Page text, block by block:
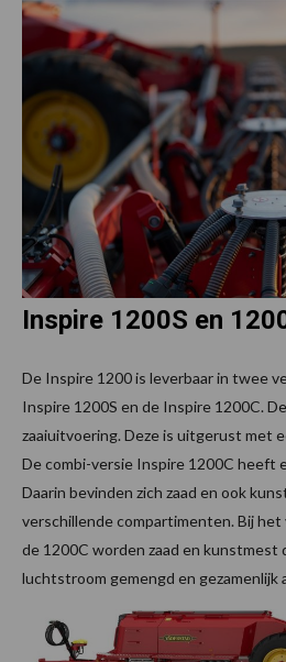
Inspire 1200S en
De Inspire 1200 is leverbaar in twee
Inspire 1200S en de Inspire 1200C.
zaaiuitvoering. Deze is uitgerust met
De combi-versie Inspire 1200C heeft
Daarin bevinden zich zaad en ook
verschillende compartimenten. Bij het
de 1200C worden zaad en kunstmest
luchtstroom gemengd en gezamenlijk